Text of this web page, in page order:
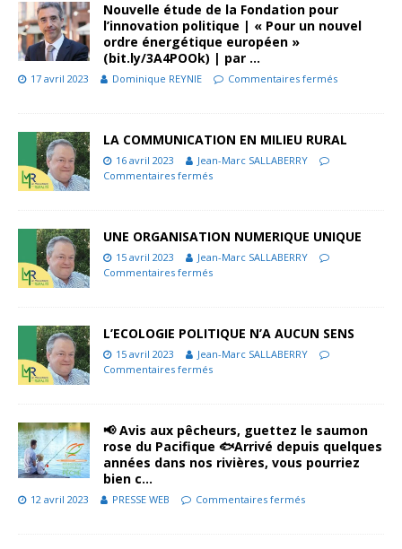
Nouvelle étude de la Fondation pour
l’innovation politique | « Pour un nouvel
ordre énergétique européen »
(bit.ly/3A4POOk) | par …
17 avril 2023 Dominique REYNIE Commentaires fermés
LA COMMUNICATION EN MILIEU RURAL
16 avril 2023
Jean-Marc SALLABERRY
Commentaires fermés
UNE ORGANISATION NUMERIQUE UNIQUE
15 avril 2023
Jean-Marc SALLABERRY
Commentaires fermés
L’ECOLOGIE POLITIQUE N’A AUCUN SENS
15 avril 2023
Jean-Marc SALLABERRY
Commentaires fermés
📢 Avis aux pêcheurs, guettez le saumon
rose du Pacifique 🐟Arrivé depuis quelques
années dans nos rivières, vous pourriez
bien c…
12 avril 2023 PRESSE WEB Commentaires fermés